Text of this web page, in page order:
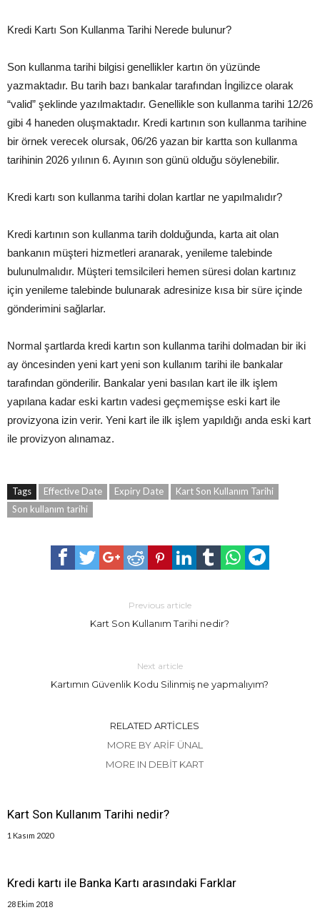
Kredi Kartı Son Kullanma Tarihi Nerede bulunur?
Son kullanma tarihi bilgisi genellikler kartın ön yüzünde
yazmaktadır. Bu tarih bazı bankalar tarafından İngilizce olarak
“valid” şeklinde yazılmaktadır. Genellikle son kullanma tarihi 12/26
gibi 4 haneden oluşmaktadır. Kredi kartının son kullanma tarihine
bir örnek verecek olursak, 06/26 yazan bir kartta son kullanma
tarihinin 2026 yılının 6. Ayının son günü olduğu söylenebilir.
Kredi kartı son kullanma tarihi dolan kartlar ne yapılmalıdır?
Kredi kartının son kullanma tarih dolduğunda, karta ait olan
bankanın müşteri hizmetleri aranarak, yenileme talebinde
bulunulmalıdır. Müşteri temsilcileri hemen süresi dolan kartınız
için yenileme talebinde bulunarak adresinize kısa bir süre içinde
gönderimini sağlarlar.
Normal şartlarda kredi kartın son kullanma tarihi dolmadan bir iki
ay öncesinden yeni kart yeni son kullanım tarihi ile bankalar
tarafından gönderilir. Bankalar yeni basılan kart ile ilk işlem
yapılana kadar eski kartın vadesi geçmemişse eski kart ile
provizyona izin verir. Yeni kart ile ilk işlem yapıldığı anda eski kart
ile provizyon alınamaz.
Tags Effective Date Expiry Date
Kart Son Kullanım Tarihi
Son kullanım tarihi
Previous article
Kart Son Kullanım Tarihi nedir?
Next article
Kartımın Güvenlik Kodu Silinmiş ne yapmalıyım?
RELATED ARTICLES
MORE BY ARIF ÜNAL
MORE IN DEBIT KART
Kart Son Kullanım Tarihi nedir?
1 Kasım 2020
Kredi kartı ile Banka Kartı arasındaki Farklar
28 Ekim 2018